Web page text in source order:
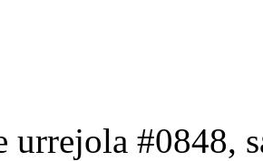
urrejola #0848,